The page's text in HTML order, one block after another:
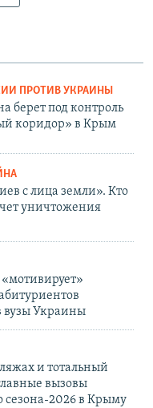
ПРОТИВ УКРАИНЫ
берет под контроль
коридор» в Крым
с лица земли». Кто
уничтожения
вузы Украины
и тотальный
вызовы
сезона-2026 в Крыму